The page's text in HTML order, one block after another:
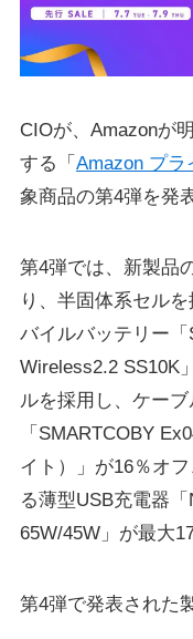
CIOが、Amazonが
する「 Amazon プラ
象商品の第4弾を発
第4弾では、新製品
り、半固体系セル
バイルバッテリー
Wireless2.2 SS10K
ルを採用し、ケー
「SMARTCOBY
イト）」が16％オ
る薄型USB充電器
65W/45W」が最大
第4弾で発表された